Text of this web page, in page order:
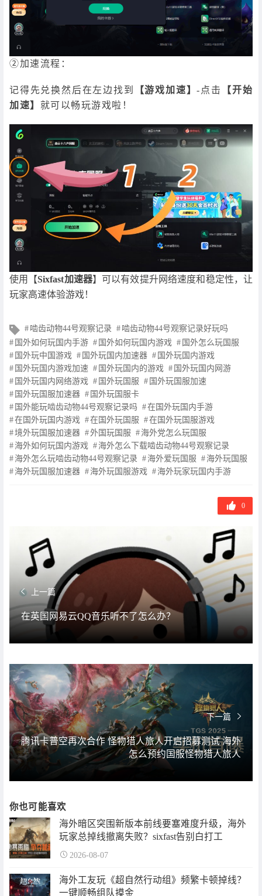
②加速流程：
记得先兑换然后在左边找到 【游戏加速】-点击
【开始
加速】 就可以畅玩游戏啦！
使用【Sixfast加速器】可以有效提升网络速度和稳定性，让
玩家高速体验游戏！
文
章
标
签
啮齿动物44号观察记录
啮齿动物44号观察记录好玩吗
国外如何玩国内手游
国外如何玩国内游戏
国外怎么玩国服
国外玩中国游戏
国外玩国内加速器
国外玩国内游戏
国外玩国内游戏加速
国外玩国内的游戏
国外玩国内网游
国外玩国内网络游戏
国外玩国服
国外玩国服加速
国外玩国服加速器
国外玩国服卡
国外能玩啮齿动物44号观察记录吗
在国外玩国内手游
在国外玩国内游戏
在国外玩国服
在国外玩国服游戏
境外玩国服加速器
外国玩国服
海外党怎么玩国服
海外如何玩国内游戏
海外怎么下载啮齿动物44号观察记录
海外怎么玩啮齿动物44号观察记录
海外爱玩国服
海外玩国服
海外玩国服加速器
海外玩国服游戏 海外玩家玩国内手游
0
上一篇
在英国网易云QQ音乐听不了怎么办？
下一篇
腾讯卡普空再次合作 怪物猎人旅人开启招募测试 海外
怎么预约国服怪物猎人旅人
你也可能喜欢
海外暗区突围新版本前线要塞难度升级，海外
玩家总掉线撤离失败？sixfast告别白打工
2026-08-07
海外工友玩《超自然行动组》频繁卡顿掉线？
一键顺畅组队摸金